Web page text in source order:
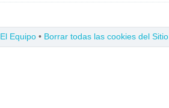
El Equipo • Borrar todas las cookies del Sitio